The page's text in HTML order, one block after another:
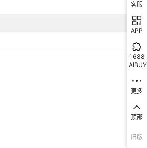
客服
APP
1688
AIBUY
更多
顶部
旧版